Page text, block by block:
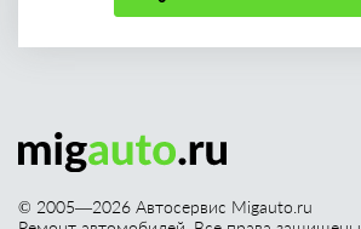
© 2005—2026 Автосервис Migauto.ru